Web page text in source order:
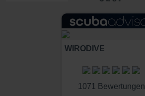
WIRODIVE
1071 Bewertungen